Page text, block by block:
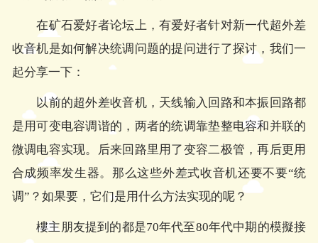
在矿石爱好者论坛上，有爱好者针对新一代超外差
收音机是如何解决统调问题的提问进行了探讨，我们一
起分享一下：
以前的超外差收音机，天线输入回路和本振回路都
是用可变电容调谐的，两者的统调靠垫整电容和并联的
微调电容实现。后来回路里用了变容二极管，再后更用
合成频率发生器。那么这些外差式收音机还要不要“统
调”？如果要，它们是用什么方法实现的呢？
樓主朋友提到的都是70年代至80年代中期的模擬接